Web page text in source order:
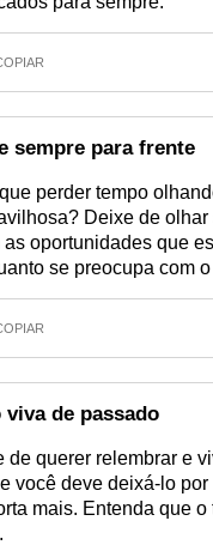
sempre para frente
perder tempo
Deixe de
as oportunidades que
se preocupa com
viva de passado
de querer relembrar e
você deve deixá-lo
mais. Entenda que